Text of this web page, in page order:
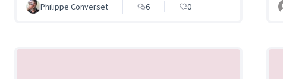
Philippe Converset 6 0